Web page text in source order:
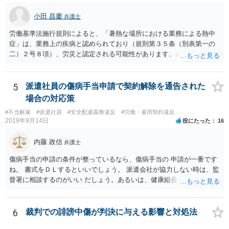
することは予想されますが、そういったことも含めて話し合いをする
ことが必要と思われます。
小田 昌慶 弁護士
労働基準法施行規則によると、「暑熱な場所における業務による熱中
症」は、業務上の疾病と認められており（規則第３５条（別表第一の
二）２号８項）、労災と認定される可能性があります。みんな同条件
としては、①仕事をしている時間・場所に熱中症を引き起こす明確な
原因が存在していること、②その原因により熱中症に至ったという因
果関係があること、③仕事に関係しない他の原因により発症したもの
ではないことが認められれば、労災として認定されるため、業務によ
る移動中に意識が朦朧とし倒れ、熱中症と診断されたのであれば労災
認定される可能性は充分にあります。 会社には安全配慮義務があるに
もかかわらず、就業規則によってスーツが義務付けられたり、1日10件
の外回り件数のノルマ、経費削減のためのタクシー禁止など規則があ
るのであれば、会社の安全配慮義務違反が認められる可能性がありま
す。 したがって、会社へ入院治療費や休業損害、慰謝料等を請求でき
る可能性はあるので、具体的な内容を一度弁護士に相談するのが良い
5
派遣社員の傷病手当申請で契約解除を通告された
場合の対応策
#不当解雇 #派遣社員 #安全配慮義務違反 #労働・雇用契約違反
2019年9月14日 役にたった 16
内藤 政信 弁護士
傷病手当の申請の条件が整っているなら、傷病手当の 申請が一番です
ね。 書式をＤＬするといいでしょう。 派遣会社が協力しない時は、監
督署に相談するのがいい だしょう。あるいは、健康組合ですね。
6 裁判での誹謗中傷が判決に与える影響と対処法